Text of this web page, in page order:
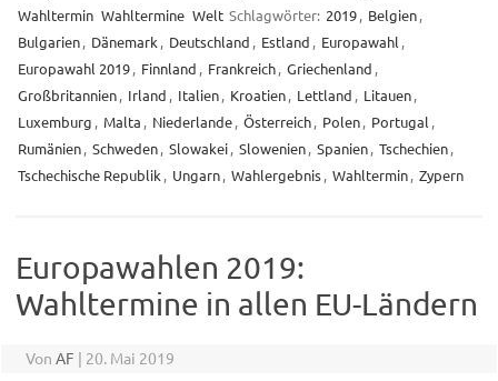
Wahltermin Wahltermine Welt Schlagwörter: 2019, Belgien,
Bulgarien, Dänemark , Deutschland , Estland , Europawahl ,
Europawahl 2019, Finnland , Frankreich, Griechenland ,
Großbritannien, Irland , Italien, Kroatien, Lettland , Litauen,
Luxemburg , Malta , Niederlande, Österreich, Polen, Portugal ,
Rumänien, Schweden, Slowakei, Slowenien, Spanien, Tschechien,
Tschechische Republik , Ungarn, Wahlergebnis, Wahltermin, Zypern
Europawahlen 2019:
Wahltermine in allen EU-Ländern
Von AF | 20. Mai 2019